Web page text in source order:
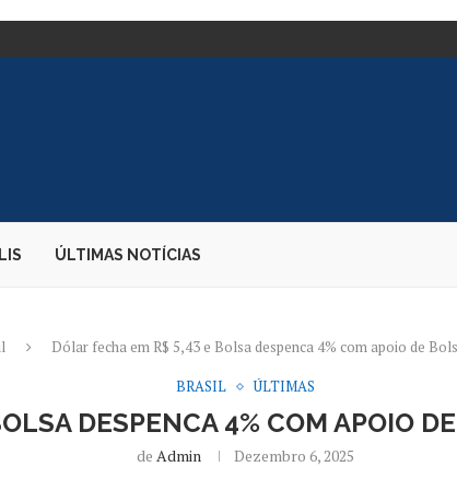
SUAS VOZES...
ÚLTIMAS NOTÍCIAS
Dólar fecha em R$ 5,43 e Bolsa despenca 4% com apoio de
BRASIL
ÚLTIMAS
DESPENCA 4% COM APOIO
de Admin Dezembro 6, 2025